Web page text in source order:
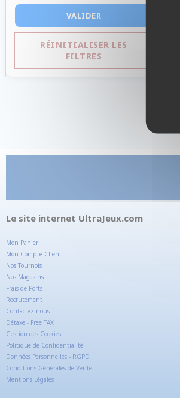
VALIDER
RÉINITIALISER LES
FILTRES
Le site internet UltraJeux.com
Mon Panier
Mon Compte Client
Nos Tournois
Nos Magasins
Frais de Ports
Recrutement
Contactez-nous
Détaxe - Free TAX
Gestion des Cookies
Politique de Confidentialité
Données Personnelles - RGPD
Conditions Générales de Vente
Mentions Légales